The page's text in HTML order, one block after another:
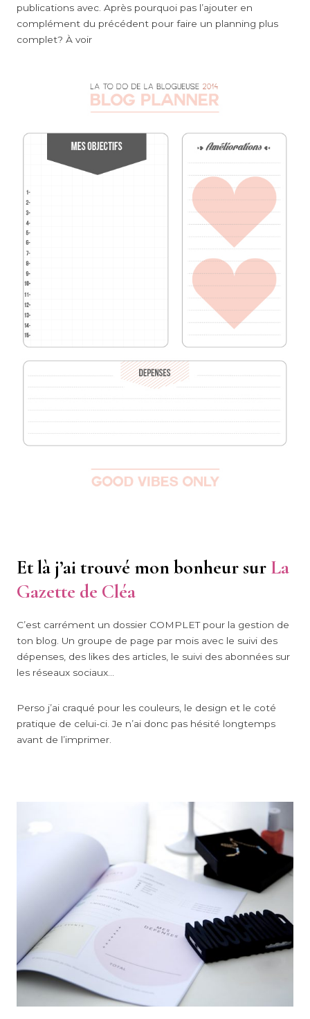
publications avec. Après pourquoi pas l’ajouter en
complément du précédent pour faire un planning plus
complet? À voir
Et là j’ai trouvé mon bonheur sur La
Gazette de Cléa
C’est carrément un dossier COMPLET pour la gestion de
ton blog. Un groupe de page par mois avec le suivi des
dépenses, des likes des articles, le suivi des abonnées sur
les réseaux sociaux…
Perso j’ai craqué pour les couleurs, le design et le coté
pratique de celui-ci. Je n’ai donc pas hésité longtemps
avant de l’imprimer.